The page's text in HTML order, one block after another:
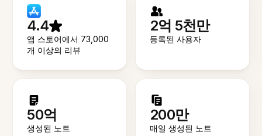
4.4
앱 스토어에서 73,000
개 이상의 리뷰
2억 5천만
등록된 사용자
50억
생성된 노트
200만
매일 생성된 노트